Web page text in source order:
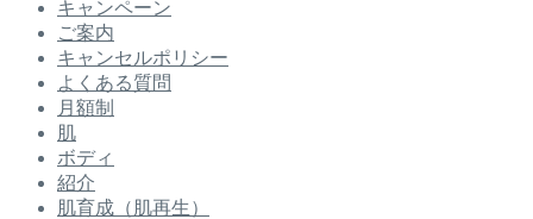
キャンペーン
ご案内
キャンセルポリシー
よくある質問
月額制
肌
ボディ
紹介
肌育成（肌再生）